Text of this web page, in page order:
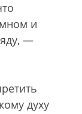
и
—
духу